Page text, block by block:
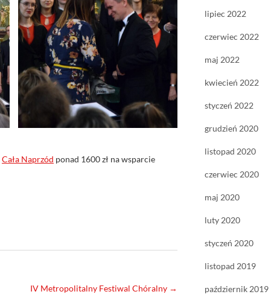
Cała Naprzód ponad 1600 zł na wsparcie
IV Metropolitalny Festiwal Chóralny →
lipiec 2022
czerwiec 2022
maj 2022
kwiecień 2022
styczeń 2022
grudzień 2020
listopad 2020
czerwiec 2020
maj 2020
luty 2020
styczeń 2020
listopad 2019
październik 2019